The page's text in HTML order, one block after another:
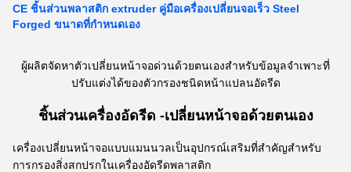
CE ชิ้นส่วนพลาสติก extruder คู่มือเครื่องเปลี่ยนจอเร็ว Steel
Forged ขนาดที่กําหนดเอง
ผู้ผลิตจัดหาตัวเปลี่ยนหน้าจอด่วนด้วยตนเองสำหรับข้อมูลจำเพาะที่
ปรับแต่งได้ของตัวกรองชนิดหน้าแปลนอัดรีด
ชิ้นส่วนเครื่องอัดรีด -เปลี่ยนหน้าจอด้วยตนเอง
เครื่องเปลี่ยนหน้าจอแบบแมนนวลเป็นอุปกรณ์เสริมที่สำคัญสำหรับ
การกรองสิ่งสกปรกในเครื่องอัดรีดพลาสติก